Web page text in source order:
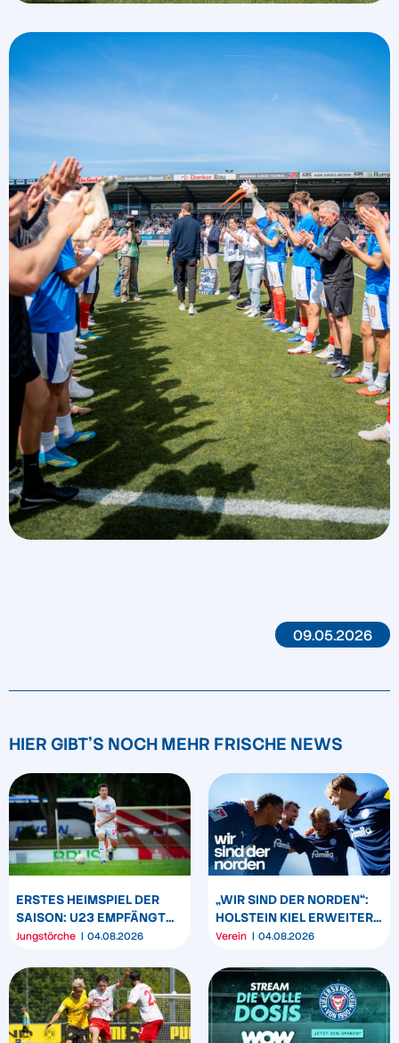
09.05.2026
HIER GIBT'S NOCH MEHR FRISCHE NEWS
ERSTES HEIMSPIEL DER
SAISON: U23 EMPFÄNGT
HEIDER SV
Jungstörche 04.08.2026
„WIR SIND DER NORDEN“:
HOLSTEIN KIEL ERWEITERT
SEIN MARKENBILD
Verein 04.08.2026